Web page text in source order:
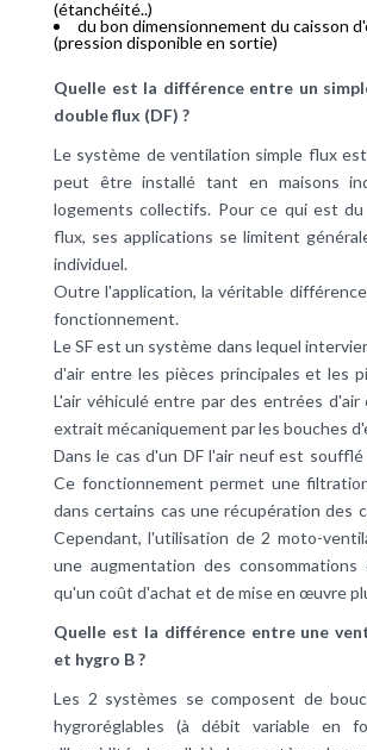
(étanchéité..)
du bon dimensionnement du caisson
(pression disponible en sortie)
Quelle est la différence entre un
double flux (DF) ?
Le système de ventilation simple flux
peut être installé tant en maisons
logements collectifs. Pour ce qui est
flux, ses applications se limitent
individuel.
Outre l'application, la véritable
fonctionnement.
Le SF est un système dans lequel
d'air entre les pièces principales et les
L'air véhiculé entre par des entrées
extrait mécaniquement par les bouches
Dans le cas d'un DF l'air neuf est soufflé
Ce fonctionnement permet une
dans certains cas une récupération des
Cependant, l'utilisation de 2 moto-
une augmentation des consommations
qu'un coût d'achat et de mise en œuvre
Quelle est la différence entre une
et hygro B ?
Les 2 systèmes se composent de
hygroréglables (à débit variable en